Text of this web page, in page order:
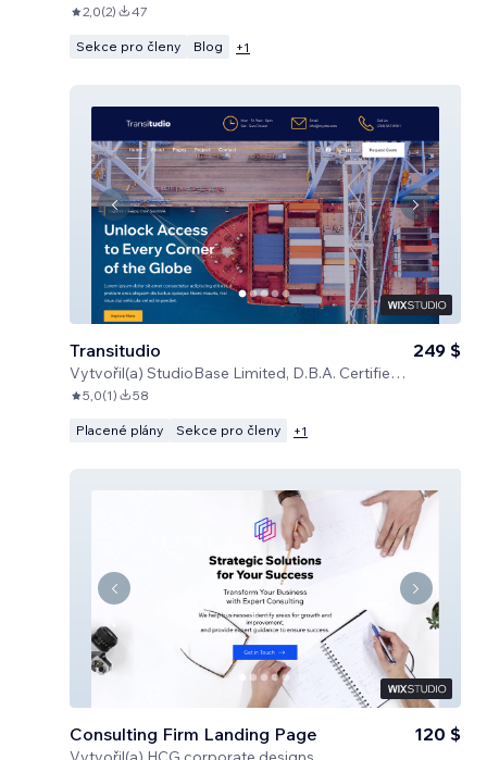
2,0(2) 47
Sekce pro členy Blog +1
Transitudio
Vytvořil(a) StudioBase Limited, D.B.A. Certified Code
249 $
5,0(1) 58
Placené plány Sekce pro členy +1
Consulting Firm Landing Page 120 $